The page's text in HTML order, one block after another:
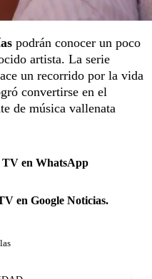
podrán conocer un poco
artista. La serie
un recorrido por la vida
convertirse en el
de música vallenata
TV en WhatsApp
en Google Noticias.